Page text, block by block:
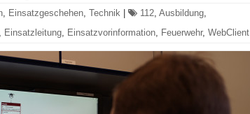
Einsatzgeschehen Technik 112 Ausbildung
Einsatzleitung Einsatzvorinformation Feuerwehr, WebClient